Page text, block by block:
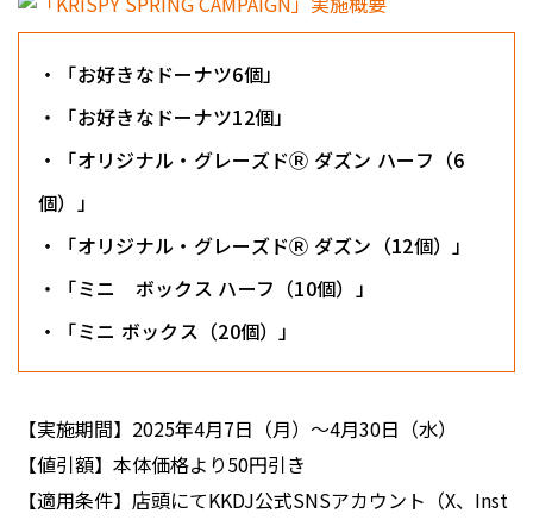
・「お好きなドーナツ6個」
・「お好きなドーナツ12個」
・「オリジナル・グレーズドⓇ ダズン ハーフ（6
個）」
・「オリジナル・グレーズドⓇ ダズン（12個）」
・「ミニ ボックス ハーフ（10個）」
・「ミニ ボックス（20個）」
【実施期間】2025年4月7日（月）〜4月30日（水）
【値引額】本体価格より50円引き
【適用条件】店頭にてKKDJ公式SNSアカウント（X、Inst